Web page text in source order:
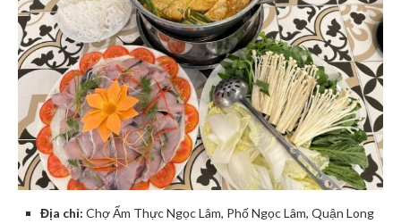
Địa chỉ: Chợ Ẩm Thực Ngọc Lâm, Phố Ngọc Lâm, Quận Long